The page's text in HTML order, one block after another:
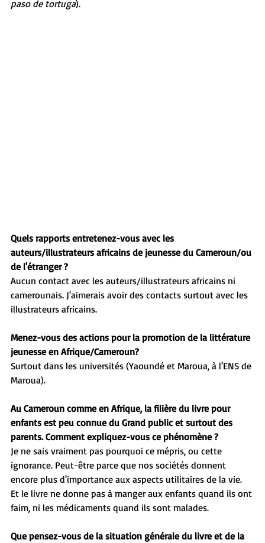
paso de tortuga).
Quels rapports entretenez-vous avec les
auteurs/illustrateurs africains de jeunesse du Cameroun/ou
de l'étranger ?
Aucun contact avec les auteurs/illustrateurs africains ni
camerounais. J'aimerais avoir des contacts surtout avec les
illustrateurs africains.
Menez-vous des actions pour la promotion de la littérature
jeunesse en Afrique/Cameroun?
Surtout dans les universités (Yaoundé et Maroua, à l'ENS de
Maroua).
Au Cameroun comme en Afrique, la filière du livre pour
enfants est peu connue du Grand public et surtout des
parents. Comment expliquez-vous ce phénomène ?
Je ne sais vraiment pas pourquoi ce mépris, ou cette
ignorance. Peut-être parce que nos sociétés donnent
encore plus d'importance aux aspects utilitaires de la vie.
Et le livre ne donne pas à manger aux enfants quand ils ont
faim, ni les médicaments quand ils sont malades.
Que pensez-vous de la situation générale du livre et de la